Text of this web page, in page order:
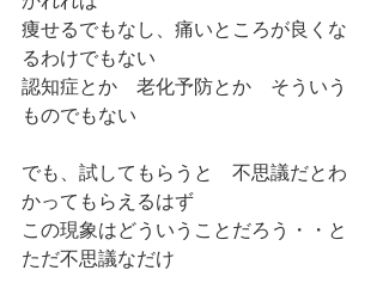
痩せるでもなし、痛いところが良くな
るわけでもない
認知症とか　老化予防とか　そういう
ものでもない
でも、試してもらうと　不思議だとわ
かってもらえるはず
この現象はどういうことだろう・・と
ただ不思議なだけ